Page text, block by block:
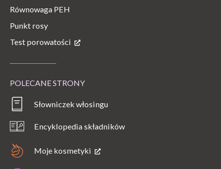
Równowaga PEH
Punkt rosy
Test porowatości
POLECANE STRONY
Słowniczek włosingu
Encyklopedia składników
Moje kosmetyki